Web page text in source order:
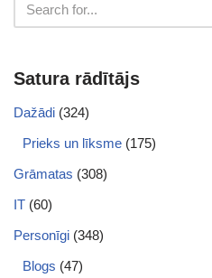
Satura rādītājs
Dažādi (324)
Prieks un līksme (175)
Grāmatas (308)
IT (60)
Personīgi (348)
Blogs (47)